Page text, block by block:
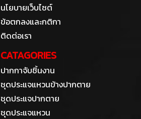
นโยบายเว็บไซต์
ข้อตกลงและกติกา
ติดต่อเรา
CATAGORIES
ปากกาจับชิ้นงาน
ชุดประแจแหวนข้างปากตาย
ชุดประแจปากตาย
ชุดประแจแหวน